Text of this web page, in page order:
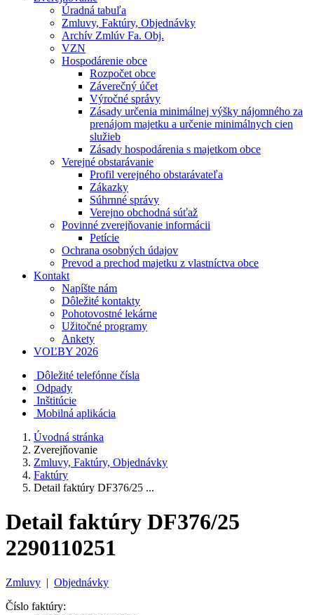
Úradná tabuľa
Zmluvy, Faktúry, Objednávky
Archív Zmlúv Fa. Obj.
VZN
Hospodárenie obce
Rozpočet obce
Záverečný účet
Výročné správy
Zásady určenia minimálnej výšky nájomného za
prenájom majetku a určenie minimálnych cien
služieb
Zásady hospodárenia s majetkom obce
Verejné obstarávanie
Profil verejného obstarávateľa
Zákazky
Súhrnné správy
Verejno obchodná súťaž
Povinné zverejňovanie informácii
Petície
Ochrana osobných údajov
Prevod a prechod majetku z vlastníctva obce
Kontakt
Napíšte nám
Dôležité kontakty
Pohotovostné lekárne
Užitočné programy
Ankety
VOĽBY 2026
Dôležité telefónne čísla
Odpady
Inštitúcie
Mobilná aplikácia
Úvodná stránka
Zverejňovanie
Zmluvy, Faktúry, Objednávky
Faktúry
Detail faktúry DF376/25 ...
Detail faktúry DF376/25
2290110251
Zmluvy | Objednávky
Číslo faktúry: